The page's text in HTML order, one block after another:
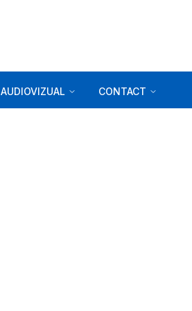
AUDIOVIZUAL CONTACT